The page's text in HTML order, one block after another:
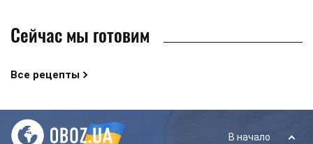
Сейчас мы готовим
Все рецепты
В начало